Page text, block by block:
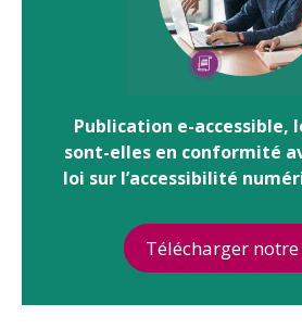
Publication e-accessible,
sont-elles en conformité
loi sur l’accessibilité
Télécharger